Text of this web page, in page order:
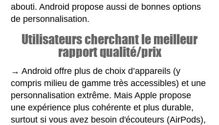
abouti. Android propose aussi de bonnes options
de personnalisation.
Utilisateurs cherchant le meilleur
rapport qualité/prix
→ Android offre plus de choix d’appareils (y
compris milieu de gamme très accessibles) et une
personnalisation extrême. Mais Apple propose
une expérience plus cohérente et plus durable,
surtout si vous avez besoin d'écouteurs (AirPods),